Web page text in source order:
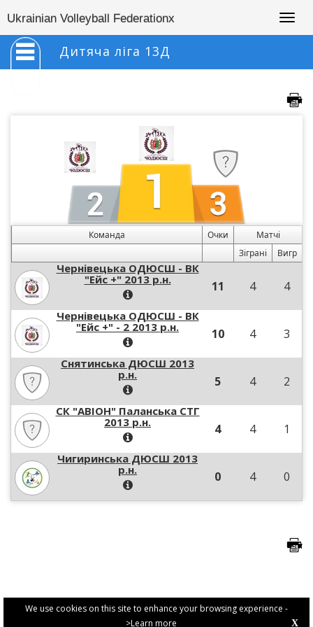
We use cookies on this site to enhance your browsing experience -
>Learn more
X
Ukrainian Volleyball Federationx
Дитяча ліга 13Д
Команда Очки
Матчі
Зіграні
Вигр
Чернівецька ОДЮСШ - ВК
"Ейс +" 2013 р.н.
11 4 4
Чернівецька ОДЮСШ - ВК
"Ейс +" - 2 2013 р.н.
10 4 3
Снятинська ДЮСШ 2013
р.н.
5 4 2
СК "АВІОН" Паланська СТГ
2013 р.н.
4 4 1
Чигиринська ДЮСШ 2013
р.н.
0 4 0